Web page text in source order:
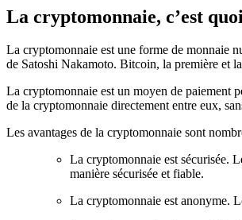
La cryptomonnaie, c’est
La cryptomonnaie est une forme de monnaie
de Satoshi Nakamoto. Bitcoin, la première et
La cryptomonnaie est un moyen de paiement
de la cryptomonnaie directement entre eux,
Les avantages de la cryptomonnaie sont
La cryptomonnaie est sécurisée.
manière sécurisée et fiable.
La cryptomonnaie est anonyme.